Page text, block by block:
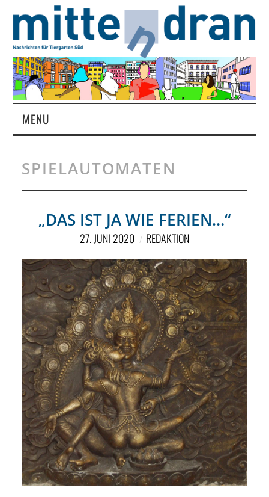
MENU
MAGAZIN
ÜBER UNS
NETZWERK
SPONSORING
KONTAKT
SPIELAUTOMATEN
„DAS IST JA WIE FERIEN…“
27. JUNI 2020 REDAKTION